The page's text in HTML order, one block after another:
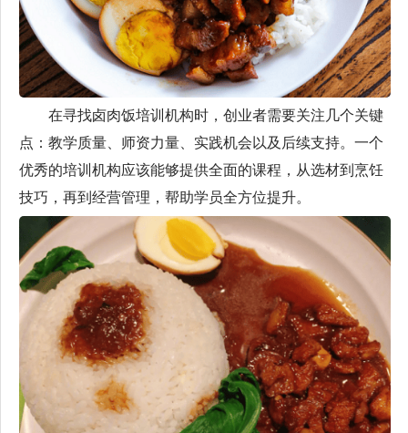
在寻找卤肉饭培训机构时，创业者需要关注几个关键
点：教学质量、师资力量、实践机会以及后续支持。一个
优秀的培训机构应该能够提供全面的课程，从选材到烹饪
技巧，再到经营管理，帮助学员全方位提升。